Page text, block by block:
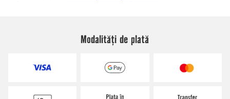
Modalități de plată